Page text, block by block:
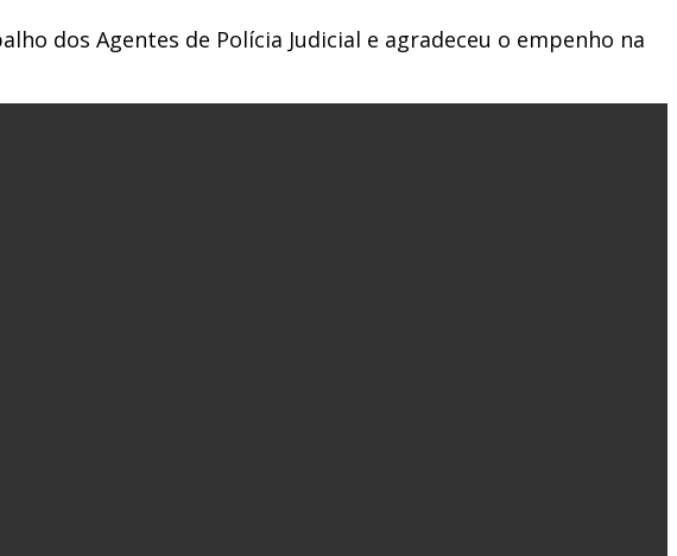
dos Agentes de Polícia Judicial e agradeceu o empenho na